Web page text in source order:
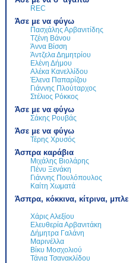
REC
Άσε με να φύγω
Πασχάλης Αρβανιτίδης
Τζένη Βάνου
Άννα Βίσση
Άντζελα Δημητρίου
Ελένη Δήμου
Αλέκα Κανελλίδου
Έλενα Παπαρίζου
Γιάννης Πλούταρχος
Στέλιος Ρόκκος
Άσε με να φύγω
Σάκης Ρουβάς
Άσε με να φύγω
Τέρης Χρυσός
Άσπρα καράβια
Μιχάλης Βιολάρης
Πένυ Ξενάκη
Γιάννης Πουλόπουλος
Καίτη Χωματά
Άσπρα, κόκκινα, κίτρινα, μπλε
Χάρις Αλεξίου
Ελευθερία Αρβανιτάκη
Δήμητρα Γαλάνη
Μαρινέλλα
Βίκυ Μοσχολιού
Τάνια Τσανακλίδου